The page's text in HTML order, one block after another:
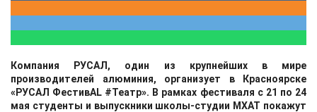
Компания РУСАЛ, один из крупнейших в мире
производителей алюминия, организует в Красноярске
«РУСАЛ ФестивAL #Театр». В рамках фестиваля с 21 по 24
мая студенты и выпускники школы-студии МХАТ покажут